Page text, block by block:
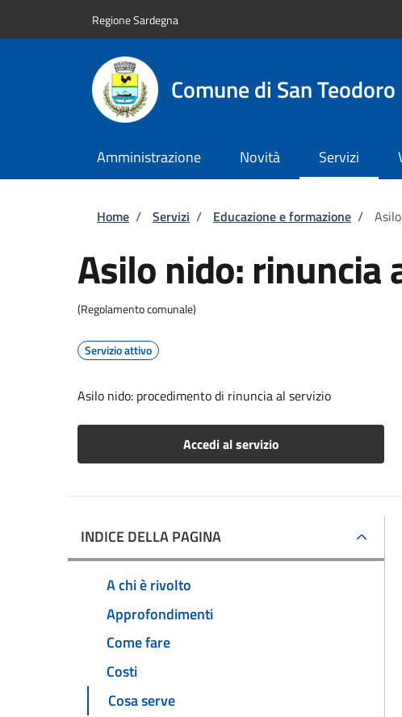
Regione Sardegna
Comune di San Teodoro
Amministrazione Novità Servizi
Briciole di pane
Home / Servizi / Educazione e formazione /
Asilo nido: rinuncia
(Regolamento comunale)
Servizio attivo
Asilo nido: procedimento di rinuncia al servizio
Accedi al servizio
INDICE DELLA PAGINA
A chi è rivolto
Approfondimenti
Come fare
Costi
Cosa serve